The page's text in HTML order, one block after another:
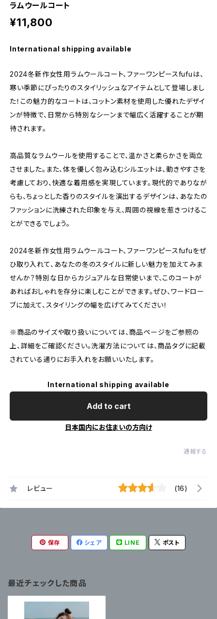
ラムウールコート
¥11,800
International shipping available
2024冬新作女性用ラムウールコート、ファーワンピースfufuは、
寒い季節にぴったりのスタイリッシュなアイテムとして登場しまし
た！この魅力的なコートは、コットン素材を使用した優れたデザイ
ンが特徴で、日常から特別なシーンまで幅広く活躍することが期
待されます。
高品質なラムウールを使用することで、温かさと柔らかさを両立
させました。また、体を優しく包み込むシルエットは、動きやすさを
考慮しており、快適な着用感を実現しています。現代的でありなが
らも、ちょっとした香りのスタイルを演出するデザインは、あなたの
ファッションに洗練された印象を与え、周囲の視線を惹きつけるこ
とができるでしょう。
2024冬新作女性用ラムウールコート、ファーワンピースfufuをぜ
ひ取り入れて、あなたの冬のスタイルに新しい魅力を加えてみま
せんか？特別な日からカジュアルな日常使いまで、このコートが
あればおしゃれを存分に楽しむことができます。ぜひ、ワードロー
ブに加えて、スタイリングの幅を広げてみてください！
※商品のサイズや取り扱いについては、商品ページをご参照の
上、詳細をご確認ください。洗濯方法については、商品タグに記載
されている通りにお手入れをお願いいたします。
International shipping available
Add to cart
日本国内にお住まいの方向け
通報する
レビュー (16)
保存 シェア LINE ポスト
最近チェックした商品